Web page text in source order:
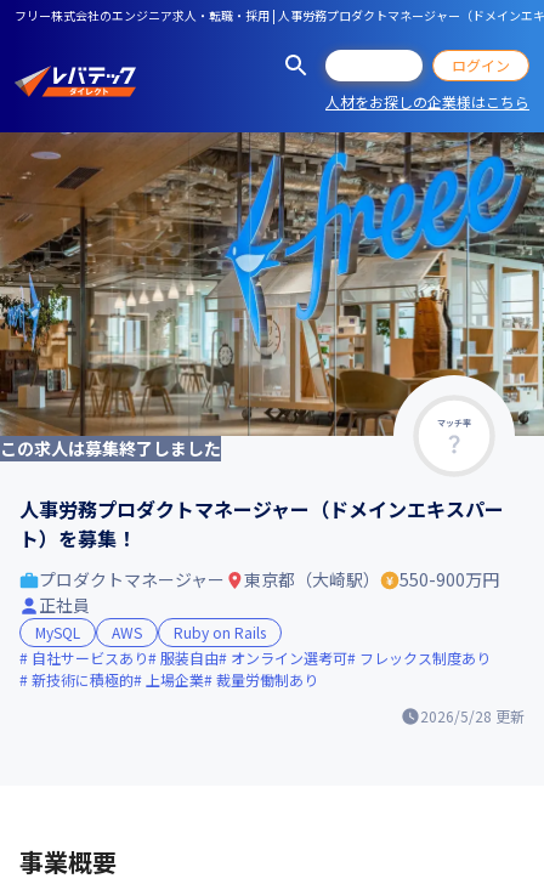
フリー株式会社のエンジニア求人・転職・採用 | 人事労務プロダクトマネージャー（ドメインエ
ログイン
人材をお探しの企業様はこちら
マッチ率
この求人は募集終了しました
人事労務プロダクトマネージャー（ドメインエキスパー
ト）を募集！
2026/5/28 更新
プロダクトマネージャー 東京都（大崎駅）
550-900万円
正社員
MySQL AWS
Ruby on Rails
自社サービスあり
服装自由 オンライン選考可
フレックス制度あり
新技術に積極的
上場企業 裁量労働制あり
事業概要